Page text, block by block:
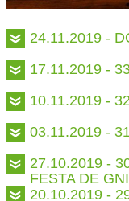
24.11.2019 -
17.11.2019 -
10.11.2019 -
03.11.2019 -
27.10.2019 -
FESTA DE
20.10.2019 -